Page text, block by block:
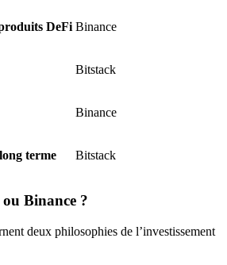
DeFi Binance
Bitstack
Binance
terme Bitstack
Binance ?
deux philosophies de l’investissement